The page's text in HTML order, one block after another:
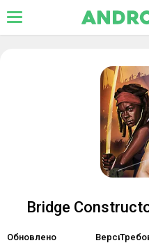
Bridge
Обновлено
Версия